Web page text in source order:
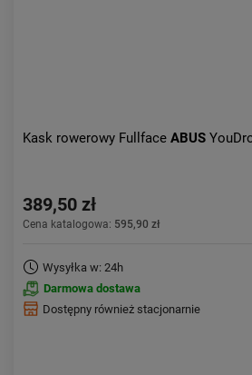
Kask rowerowy Fullface ABUS
389,50 zł
Cena katalogowa: 595,90 zł
Wysyłka w: 24h
Darmowa dostawa
Dostępny również stacjonarnie